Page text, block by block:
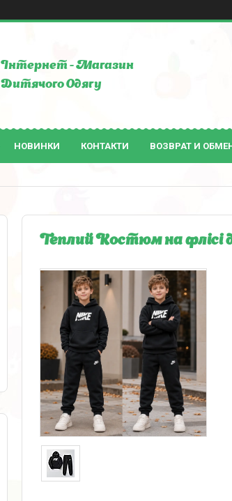
Інтернет - Магазин
Дитячого Одягу
НОВИНКИ КОНТАКТИ ВОЗВРАТ И
Теплий Костюм на флісі